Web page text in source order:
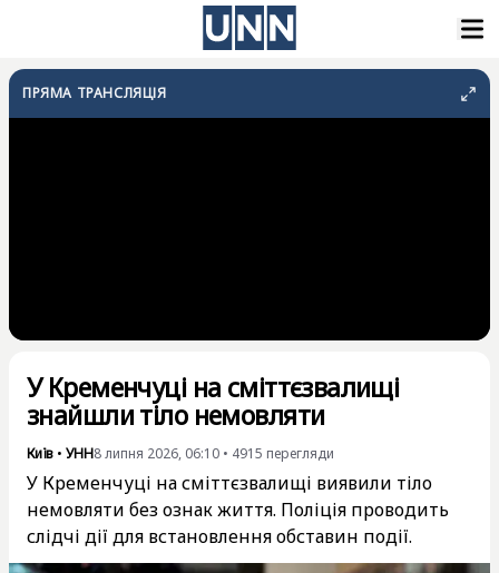
ПРЯМА ТРАНСЛЯЦІЯ
У Кременчуці на сміттєзвалищі
знайшли тіло немовляти
Київ • УНН8 липня 2026, 06:10 • 4915 перегляди
У Кременчуці на сміттєзвалищі виявили тіло
немовляти без ознак життя. Поліція проводить
слідчі дії для встановлення обставин події.